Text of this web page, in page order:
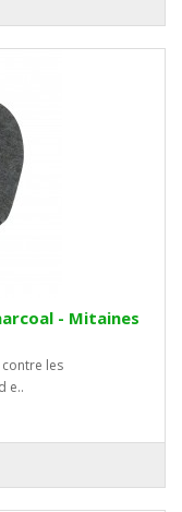
- Mitaines
les
e..